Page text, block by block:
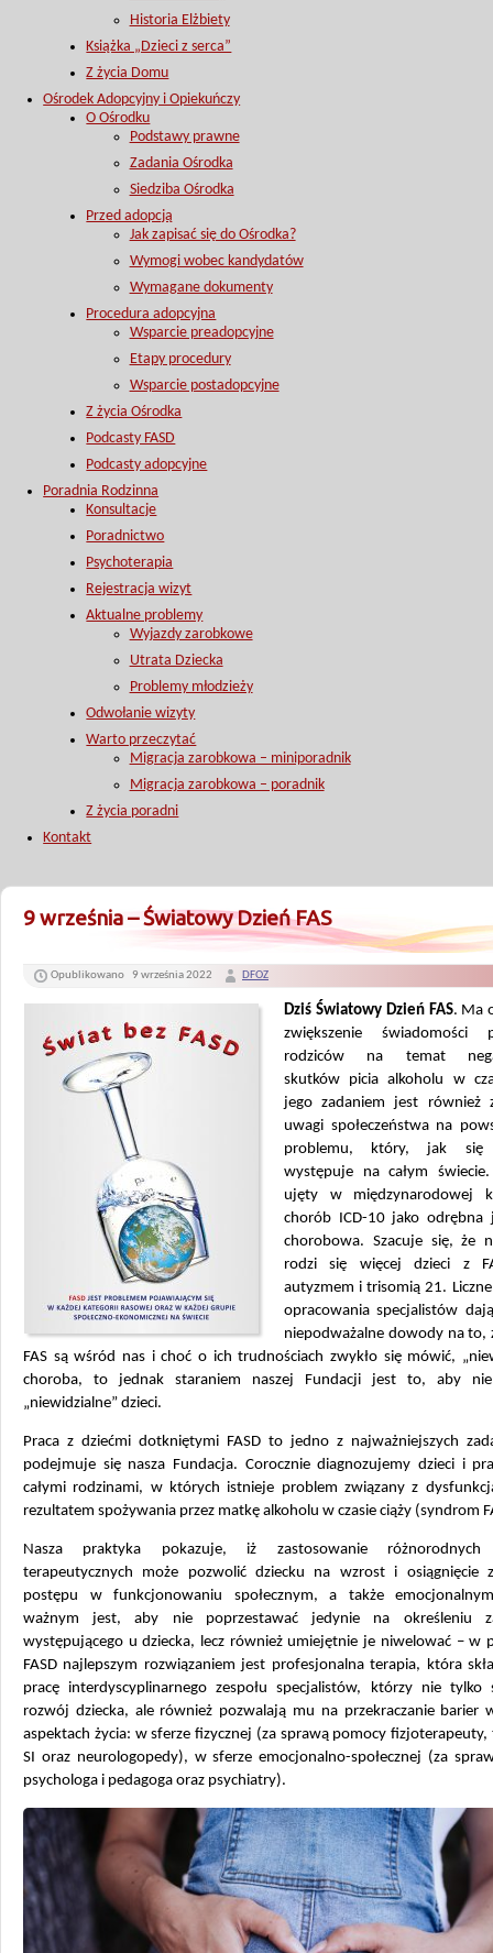
Historia Elżbiety
Książka „Dzieci z serca”
Z życia Domu
Ośrodek Adopcyjny i Opiekuńczy
O Ośrodku
Podstawy prawne
Zadania Ośrodka
Siedziba Ośrodka
Przed adopcją
Jak zapisać się do Ośrodka?
Wymogi wobec kandydatów
Wymagane dokumenty
Procedura adopcyjna
Wsparcie preadopcyjne
Etapy procedury
Wsparcie postadopcyjne
Z życia Ośrodka
Podcasty FASD
Podcasty adopcyjne
Poradnia Rodzinna
Konsultacje
Poradnictwo
Psychoterapia
Rejestracja wizyt
Aktualne problemy
Wyjazdy zarobkowe
Utrata Dziecka
Problemy młodzieży
Odwołanie wizyty
Warto przeczytać
Migracja zarobkowa – miniporadnik
Migracja zarobkowa – poradnik
Z życia poradni
Kontakt
9 września – Światowy Dzień FAS
Opublikowano 9 września 2022 DFOZ
Dziś Światowy Dzień FAS. Ma
zwiększenie świadomości
rodziców na temat
skutków picia alkoholu w
jego zadaniem jest również
uwagi społeczeństwa na
problemu, który, jak się
występuje na całym
ujęty w międzynarodowej
chorób ICD-10 jako odrębna
chorobowa. Szacuje się, że
rodzi się więcej dzieci z
autyzmem i trisomią 21.
opracowania specjalistów
niepodważalne dowody na to,
FAS są wśród nas i choć o ich trudnościach zwykło się mówić,
choroba, to jednak staraniem naszej Fundacji jest to, aby
„niewidzialne” dzieci.
Praca z dziećmi dotkniętymi FASD to jedno z najważniejszych
podejmuje się nasza Fundacja. Corocznie diagnozujemy dzieci i
całymi rodzinami, w których istnieje problem związany z
rezultatem spożywania przez matkę alkoholu w czasie ciąży (syndrom
Nasza praktyka pokazuje, iż zastosowanie różnorodnych
terapeutycznych może pozwolić dziecku na wzrost i osiągnięcie
postępu w funkcjonowaniu społecznym, a także
ważnym jest, aby nie poprzestawać jedynie na określeniu
występującego u dziecka, lecz również umiejętnie je niwelować – w
FASD najlepszym rozwiązaniem jest profesjonalna terapia, która
pracę interdyscyplinarnego zespołu specjalistów, którzy nie tylko
rozwój dziecka, ale również pozwalają mu na przekraczanie barier
aspektach życia: w sferze fizycznej (za sprawą pomocy
SI oraz neurologopedy), w sferze emocjonalno-społecznej (za
psychologa i pedagoga oraz psychiatry).